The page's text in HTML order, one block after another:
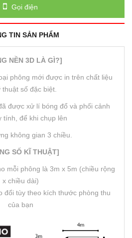
Gọi điện
TIN SẢN PHẨM
NỀN 3D LÀ GÌ?]
phông mới được in trên chất liệu
thuật số đặc biệt.
được xử lí bóng đổ và phối cảnh
tính, để khi chụp lên
không gian 3 chiều.
SỐ KĨ THUẬT]
mỗi phông là 3m x 5m (chiều rộng
x chiều dài)
đổi tùy theo kích thước phòng thu
của bạn